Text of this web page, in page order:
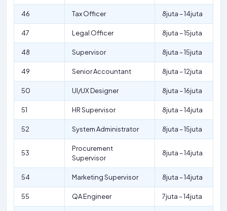
46 Tax Officer 8juta – 14juta
47 Legal Officer 8juta – 15juta
48 Supervisor 8juta – 15juta
49 Senior Accountant 8juta – 12juta
50 UI/UX Designer 8juta – 16juta
51 HR Supervisor 8juta – 14juta
52 System Administrator 8juta – 15juta
53
Procurement
Supervisor
8juta – 14juta
54 Marketing Supervisor 8juta – 14juta
55 QA Engineer 7juta – 14juta